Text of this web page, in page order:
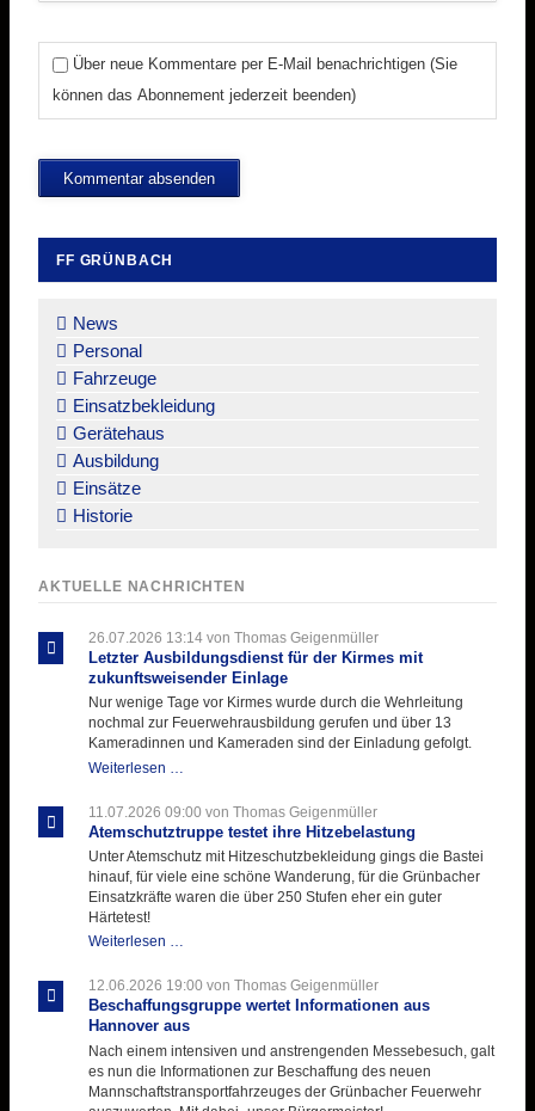
Über neue Kommentare per E-Mail benachrichtigen (Sie
können das Abonnement jederzeit beenden)
Kommentar absenden
FF GRÜNBACH
überspringen
News
Personal
Fahrzeuge
Einsatzbekleidung
Gerätehaus
Ausbildung
Einsätze
Historie
AKTUELLE NACHRICHTEN
26.07.2026 13:14von Thomas Geigenmüller
Letzter Ausbildungsdienst für der Kirmes mit
zukunftsweisender Einlage
Nur wenige Tage vor Kirmes wurde durch die Wehrleitung
nochmal zur Feuerwehrausbildung gerufen und über 13
Kameradinnen und Kameraden sind der Einladung gefolgt.
Weiterlesen …
für
der
Kirmes
mit
zukunftsweisender
11.07.2026 09:00 von Thomas Geigenmüller
Atemschutztruppe testet ihre Hitzebelastung
Unter Atemschutz mit Hitzeschutzbekleidung gings die Bastei
hinauf, für viele eine schöne Wanderung, für die Grünbacher
Einsatzkräfte waren die über 250 Stufen eher ein guter
Härtetest!
Weiterlesen …
ihre
Hitzebelastung
12.06.2026 19:00 von Thomas Geigenmüller
Beschaffungsgruppe wertet Informationen aus
Hannover aus
Nach einem intensiven und anstrengenden Messebesuch, galt
es nun die Informationen zur Beschaffung des neuen
Mannschaftstransportfahrzeuges der Grünbacher Feuerwehr